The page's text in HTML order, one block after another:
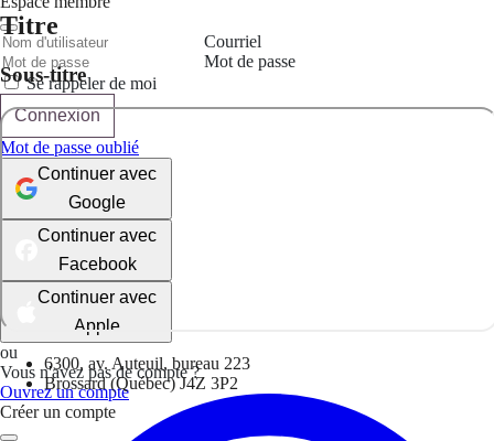
Titre
Sous-titre
6300, av. Auteuil, bureau 223
Brossard (Québec) J4Z 3P2
Courriel
Mot de passe
Se rappeler de moi
Connexion
Mot de passe oublié
Continuer avec
Google
Continuer avec
Facebook
Continuer avec
Apple
ou
Vous n'avez pas de compte ?
Ouvrez un compte
Créer un compte